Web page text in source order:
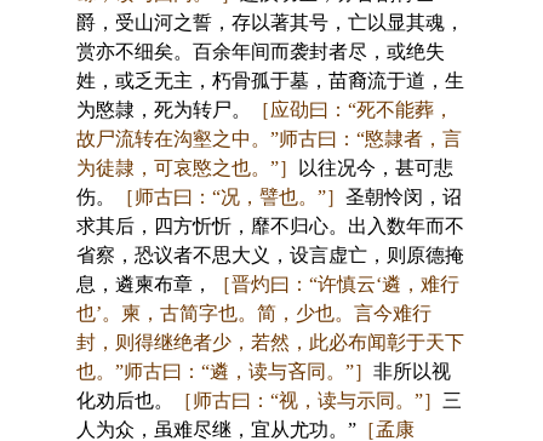
爵，受山河之誓，存以著其号，亡以显其魂，
赏亦不细矣。百余年间而袭封者尽，或绝失
姓，或乏无主，朽骨孤于墓，苗裔流于道，生
为愍隷，死为转尸。
［应劭曰：“死不能葬，
故尸流转在沟壑之中。”师古曰：“愍隷者，言
为徒隷，可哀愍之也。”］
以往况今，甚可悲
伤。
［师古曰：“况，譬也。”］ 圣朝怜闵，诏
求其后，四方忻忻，靡不归心。出入数年而不
省察，恐议者不思大义，设言虚亡，则原德掩
息，遴柬布章，
［晋灼曰：“许慎云‘遴，难行
也’。柬，古简字也。简，少也。言今难行
封，则得继绝者少，若然，此必布闻彰于天下
也。”师古曰：“遴，读与吝同。”］ 非所以视
化劝后也。
［师古曰：“视，读与示同。”］ 三
人为众，虽难尽继，宜从尤功。”［孟康